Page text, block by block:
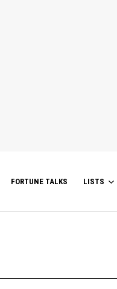
FORTUNE TALKS LISTS